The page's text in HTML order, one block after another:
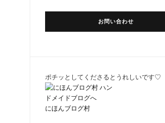
お問い合わせ
ポチッとしてくださるとうれしいです♡
にほんブログ村